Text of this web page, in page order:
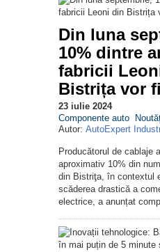
Din luna
10% dintre
fabricii
Bistrița vor
23 iulie 2024
Componente auto
Autor: AutoExpert
Producătorul de cablaje
aproximativ 10% din
din Bistriţa, în contextul
scăderea drastică a
electrice, a anunțat